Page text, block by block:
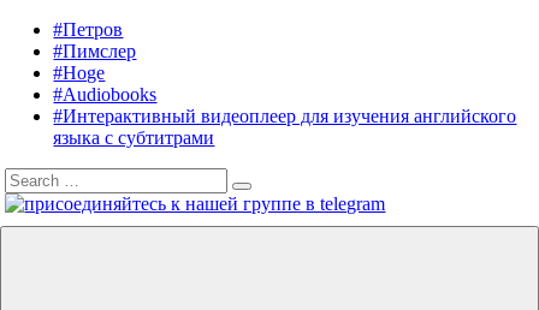
content
Listening
English
Audiobooks
English,
Petrov
English
#Петров
#Пимслер
#Hoge
#Audiobooks
#Интерактивный видеоплеер для изучения английского
языка с субтитрами
Search
for:
Search